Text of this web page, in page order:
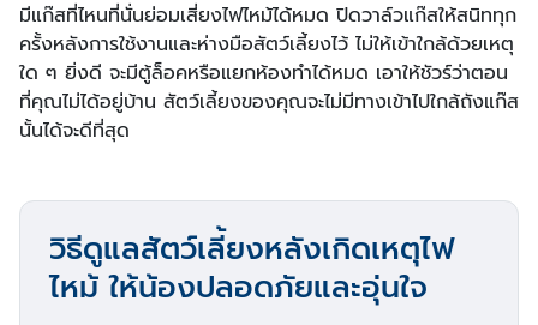
มีแก๊สที่ไหนที่นั่นย่อมเสี่ยงไฟไหม้ได้หมด ปิดวาล์วแก๊สให้สนิททุก
ครั้งหลังการใช้งานและห่างมือสัตว์เลี้ยงไว้ ไม่ให้เข้าใกล้ด้วยเหตุ
ใด ๆ ยิ่งดี จะมีตู้ล็อคหรือแยกห้องทำได้หมด เอาให้ชัวร์ว่าตอน
ที่คุณไม่ได้อยู่บ้าน สัตว์เลี้ยงของคุณจะไม่มีทางเข้าไปใกล้ถังแก๊ส
นั้นได้จะดีที่สุด
วิธีดูแลสัตว์เลี้ยงหลังเกิดเหตุไฟ
ไหม้ ให้น้องปลอดภัยและอุ่นใจ